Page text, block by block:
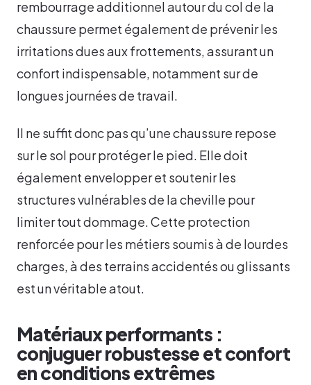
rembourrage additionnel autour du col de la
chaussure permet également de prévenir les
irritations dues aux frottements, assurant un
confort indispensable, notamment sur de
longues journées de travail.
Il ne suffit donc pas qu’une chaussure repose
sur le sol pour protéger le pied. Elle doit
également envelopper et soutenir les
structures vulnérables de la cheville pour
limiter tout dommage. Cette protection
renforcée pour les métiers soumis à de lourdes
charges, à des terrains accidentés ou glissants
est un véritable atout.
Matériaux performants :
conjuguer robustesse et confort
en conditions extrêmes